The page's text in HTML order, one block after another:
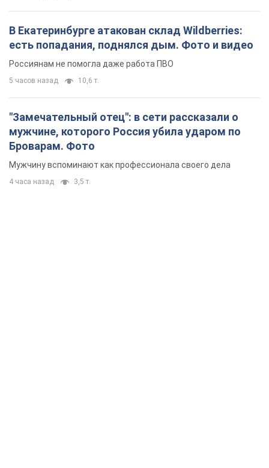
В Екатеринбурге атакован склад Wildberries:
есть попадания, поднялся дым. Фото и видео
Россиянам не помогла даже работа ПВО
5 часов назад 10,6 т.
"Замечательный отец": в сети рассказали о
мужчине, которого Россия убила ударом по
Броварам. Фото
Мужчину вспоминают как профессионала своего дела
4 часа назад 3,5 т.